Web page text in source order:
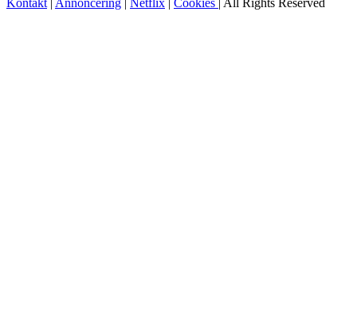
Kontakt | Annoncering | Netflix | Cookies | All Rights Reserved